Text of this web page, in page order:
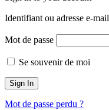
Identifiant ou adresse e-mail
Mot de passe
Se souvenir de moi
Mot de passe perdu ?